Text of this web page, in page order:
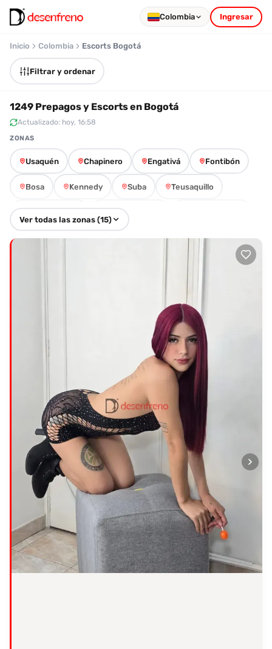
Colombia Ingresar
Inicio Colombia Escorts Bogotá
Filtrar y ordenar
1249 Prepagos y Escorts en Bogotá
Actualizado: hoy, 16:58
ZONAS
Usaquén Chapinero Engativá Fontibón
Bosa Kennedy Suba Teusaquillo
Barrios Unidos Antonio Nariño
Tunjuelito Ciudad Bolívar
Ver todas las zonas (15)